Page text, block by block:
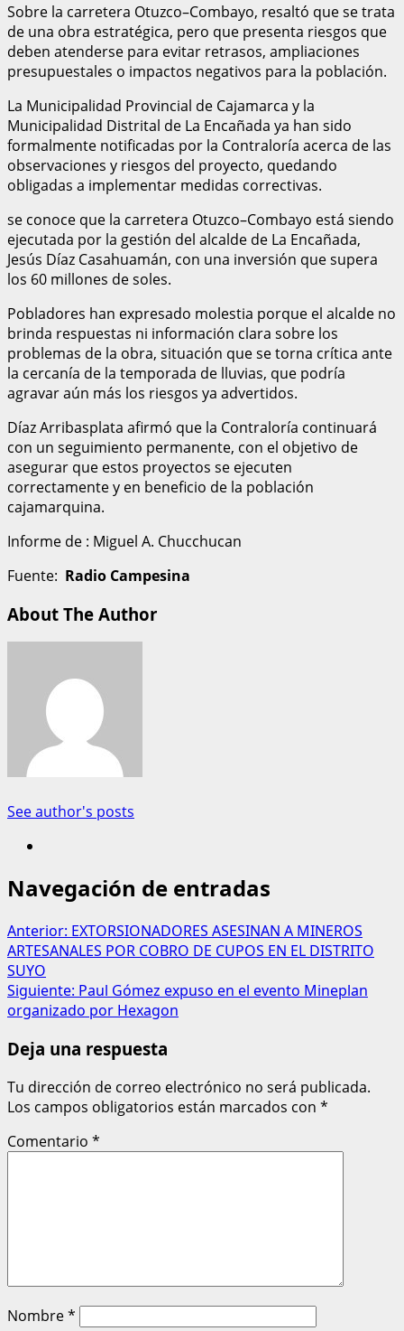
Sobre la carretera Otuzco–Combayo, resaltó que se trata
de una obra estratégica, pero que presenta riesgos que
deben atenderse para evitar retrasos, ampliaciones
presupuestales o impactos negativos para la población.
La Municipalidad Provincial de Cajamarca y la
Municipalidad Distrital de La Encañada ya han sido
formalmente notificadas por la Contraloría acerca de las
observaciones y riesgos del proyecto, quedando
obligadas a implementar medidas correctivas.
se conoce que la carretera Otuzco–Combayo está siendo
ejecutada por la gestión del alcalde de La Encañada,
Jesús Díaz Casahuamán, con una inversión que supera
los 60 millones de soles.
Pobladores han expresado molestia porque el alcalde no
brinda respuestas ni información clara sobre los
problemas de la obra, situación que se torna crítica ante
la cercanía de la temporada de lluvias, que podría
agravar aún más los riesgos ya advertidos.
Díaz Arribasplata afirmó que la Contraloría continuará
con un seguimiento permanente, con el objetivo de
asegurar que estos proyectos se ejecuten
correctamente y en beneficio de la población
cajamarquina.
Informe de : Miguel A. Chucchucan
Fuente: Radio Campesina
About The Author
See author's posts
Navegación de entradas
Anterior: EXTORSIONADORES ASESINAN A MINEROS
ARTESANALES POR COBRO DE CUPOS EN EL DISTRITO
SUYO
Siguiente: Paul Gómez expuso en el evento Mineplan
organizado por Hexagon
Deja una respuesta
Tu dirección de correo electrónico no será publicada.
Los campos obligatorios están marcados con *
Comentario *
Nombre*